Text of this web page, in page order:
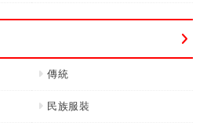
傳統
民族服裝